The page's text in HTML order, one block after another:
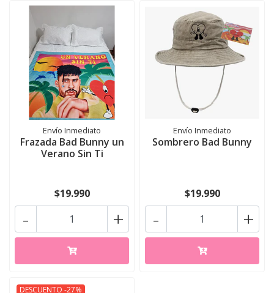
Envío Inmediato
Frazada Bad Bunny un
Verano Sin Ti
$19.990
+
-
Envío Inmediato
Sombrero Bad Bunny
$19.990
+
-
DESCUENTO -27%